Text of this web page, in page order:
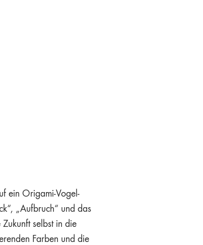
ein Origami-Vogel-
„Aufbruch“ und das
selbst in die
Farben und die